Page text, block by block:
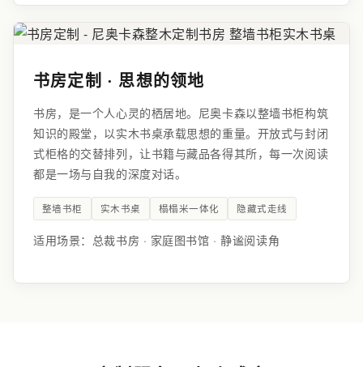
书房定制 · 思想的领地
书房，是一个人心灵的栖居地。尼奥卡森以整墙书柜构筑
知识的殿堂，以实木书桌承载思想的重量。开放式与封闭
式柜格的交替排列，让书籍与藏品各得其所，每一次阅读
都是一场与自我的深度对话。
整墙书柜 实木书桌 榻榻米一体化 隐藏式走线
适用场景：总裁书房 · 家庭图书馆 · 静谧阅读角